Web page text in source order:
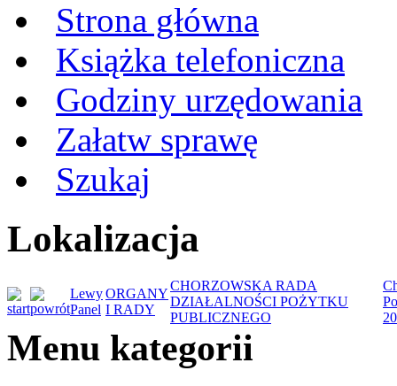
Strona główna
Książka telefoniczna
Godziny urzędowania
Załatw sprawę
Szukaj
Lokalizacja
Lewy
Panel
ORGANY
I RADY
CHORZOWSKA RADA
DZIAŁALNOŚCI POŻYTKU
PUBLICZNEGO
Menu kategorii